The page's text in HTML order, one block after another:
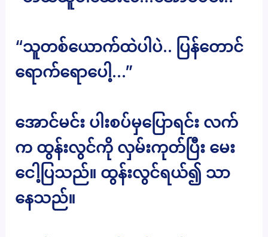
“သူတစ်ယောက်ထဲပါပဲ.. ပြန်တောင်
ရောက်ရောပေါ့…”
အောင်မင်း ပါးစပ်မှပြောရင်း လက်
က ထွန်းလွင်ကို လှမ်းကုတ်ပြီး မေး
ငေါ့ပြသည်။ ထွန်းလွင်ရယ်၍ သာ
နေသည်။